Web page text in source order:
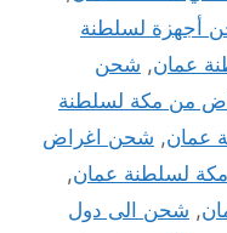
أجهزة لسلطنة
عمان, شحن
من مكة لسلطنة
عمان, شحن اغراض
لسلطنة عمان,
, شحن الى دول